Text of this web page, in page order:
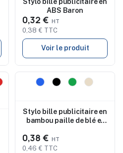
ABS Baron
0,32 €
0,38 € TTC
Voir le produit
Nouveau
Stylo bille publicitaire en
bambou paille de blé et
0,38 €
0,46 € TTC